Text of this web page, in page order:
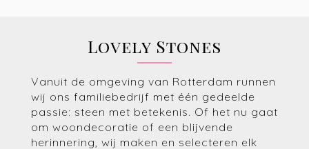
Lovely Stones
Vanuit de omgeving van Rotterdam runnen
wij ons familiebedrijf met één gedeelde
passie: steen met betekenis. Of het nu gaat
om woondecoratie of een blijvende
herinnering, wij maken en selecteren elk